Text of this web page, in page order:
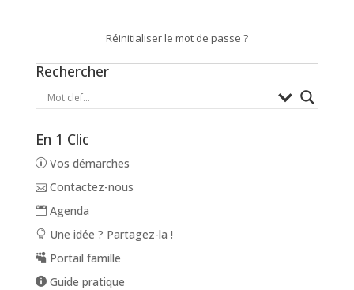
Réinitialiser le mot de passe ?
Rechercher
En 1 Clic
Vos démarches
Contactez-nous
Agenda
Une idée ? Partagez-la !
Portail famille
Guide pratique